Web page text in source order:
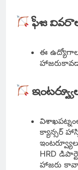
ఫీజు
ఈ
క్యాన్సర్
HRD
హాజరు